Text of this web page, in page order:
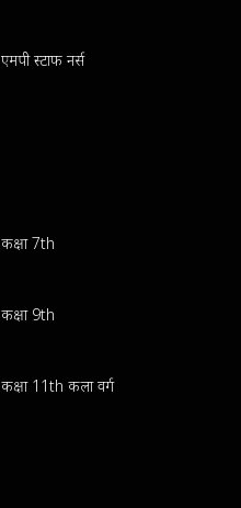
एमपी स्टाफ नर्स
कक्षा 7th
कक्षा 9th
कक्षा 11th कला वर्ग